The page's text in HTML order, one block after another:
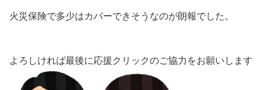
火災保険で多少はカバーできそうなのが朗報でした。
よろしければ最後に応援クリックのご協力をお願いします